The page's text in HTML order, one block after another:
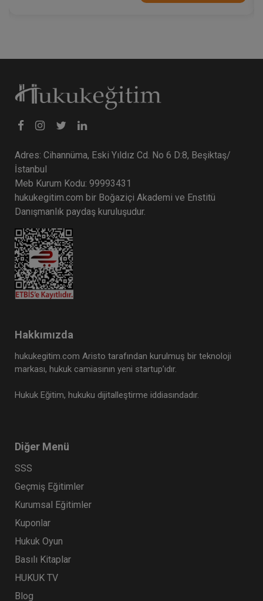
Adres: Cihannüma, Eski Yıldız Cd. No 6 D:8, Beşiktaş/
İstanbul
Meb Kurum Kodu: 99993431
hukukegitim.com bir Boğaziçi Akademi ve Enstitü
Danışmanlık paydaş kuruluşudur.
Hakkımızda
hukukegitim.com Aristo tarafından kurulmuş bir teknoloji
markası, hukuk camiasının yeni startup’ıdır.
Hukuk Eğitim, hukuku dijitalleştirme iddiasındadır.
Diğer Menü
SSS
Geçmiş Eğitimler
Kurumsal Eğitimler
Kuponlar
Hukuk Oyun
Basılı Kitaplar
HUKUK TV
Blog